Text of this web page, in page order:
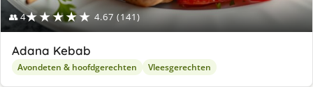
👥 4★★★★★ 4.67 (141)
Adana Kebab
Avondeten & hoofdgerechten Vleesgerechten